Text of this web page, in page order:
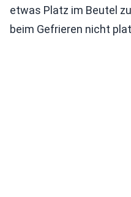
etwas Platz im Beutel
beim Gefrieren nicht